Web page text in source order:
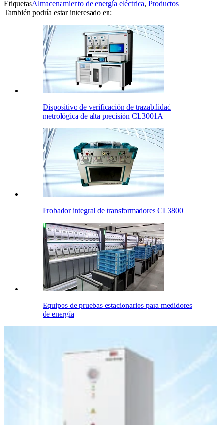
EtiquetasAlmacenamiento de energía eléctrica, Productos
También podría estar interesado en:
Dispositivo de verificación de trazabilidad
metrológica de alta precisión CL3001A
Probador integral de transformadores CL3800
Equipos de pruebas estacionarios para medidores
de energía